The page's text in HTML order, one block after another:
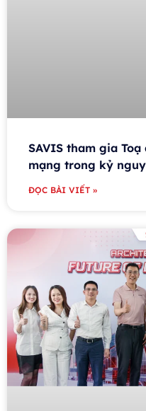
SAVIS tham gia
mạng trong kỷ
ĐỌC BÀI VIẾT »